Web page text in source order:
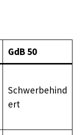
GdB 50
Schwerbehind
ert